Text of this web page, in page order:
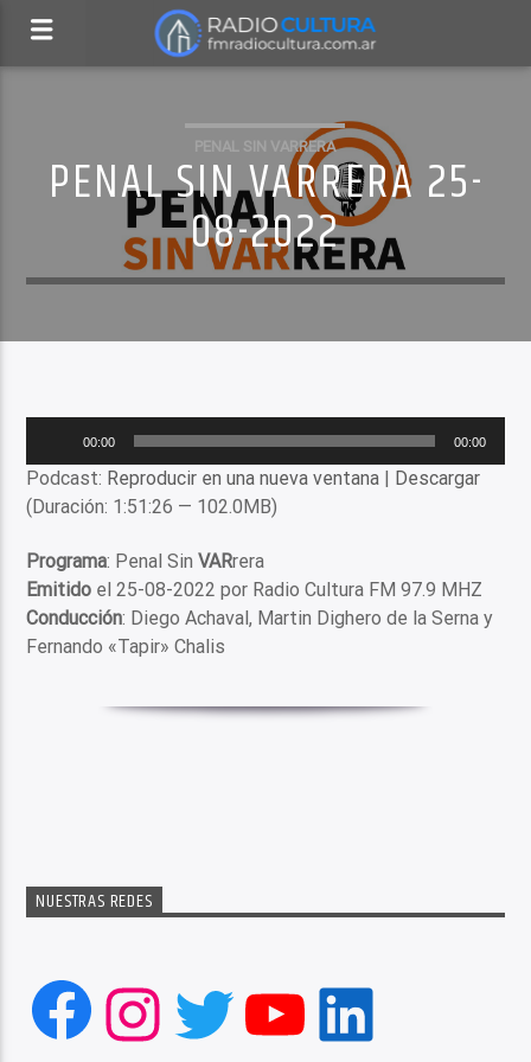
PENAL SIN VARRERA
PENAL SIN VARRERA 25-
08-2022
audio
00:00 00:00
Podcast: Reproducir en una nueva ventana | Descargar
(Duración: 1:51:26 — 102.0MB)
Programa: Penal SinVARrera
Emitido el 25-08-2022 por Radio Cultura FM 97.9 MHZ
Conducción: Diego Achaval, Martin Dighero de la Serna y
Fernando «Tapir» Chalis
NUESTRAS REDES
Facebook
Instagram
Twitter
YouTube
LinkedIn